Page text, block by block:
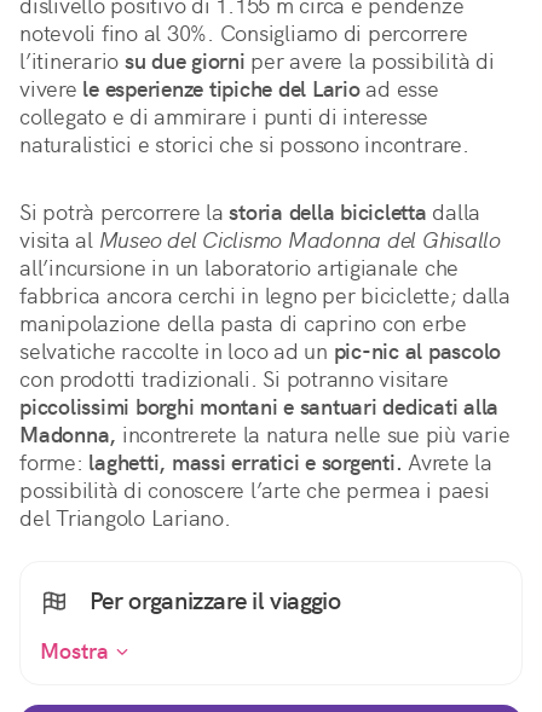
dislivello positivo di 1.155 m circa e pendenze
notevoli fino al 30%. Consigliamo di percorrere
l’itinerario su due giorni per avere la possibilità di
vivere le esperienze tipiche del Lario ad esse
collegato e di ammirare i punti di interesse
naturalistici e storici che si possono incontrare.
Si potrà percorrere la storia della bicicletta dalla
visita al Museo del Ciclismo Madonna del Ghisallo
all’incursione in un laboratorio artigianale che
fabbrica ancora cerchi in legno per biciclette; dalla
manipolazione della pasta di caprino con erbe
selvatiche raccolte in loco ad un pic-nic al pascolo
piccolissimi borghi montani e santuari dedicati alla
Madonna, incontrerete la natura nelle sue più varie
forme: laghetti, massi erratici e sorgenti. Avrete la
possibilità di conoscere l’arte che permea i paesi
del Triangolo Lariano.
Per organizzare il viaggio
Mostra